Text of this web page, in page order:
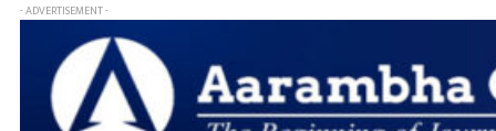
- ADVERTISEMENT -